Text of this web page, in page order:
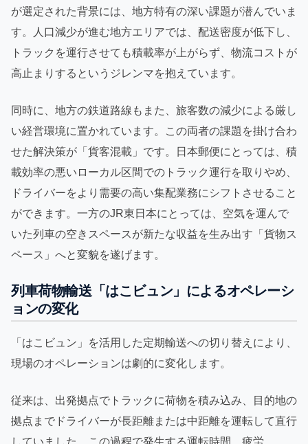
が選定された背景には、地方特有の深い課題が潜んでいま
す。人口減少が進む地方エリアでは、配送密度が低下し、
トラックを運行させても積載率が上がらず、物流コストが
高止まりするというジレンマを抱えています。
同時に、地方の鉄道路線もまた、旅客数の減少による厳し
い経営環境に置かれています。この両者の課題を掛け合わ
せた解決策が「貨客混載」です。日本郵便にとっては、積
載効率の悪いローカル区間でのトラック運行を取りやめ、
ドライバーをより需要の高い集配業務にシフトさせること
ができます。一方のJR東日本にとっては、空気を運んで
いた列車の空きスペースが新たな収益を生み出す「貨物ス
ペース」へと変貌を遂げます。
列車荷物輸送「はこビュン」によるオペレーシ
ョンの変化
「はこビュン」を活用した定期輸送への切り替えにより、
現場のオペレーションは劇的に変化します。
従来は、出発拠点でトラックに荷物を積み込み、目的地の
拠点までドライバーが長距離または中距離を運転して直行
していました。この過程で発生する運転時間、疲労、